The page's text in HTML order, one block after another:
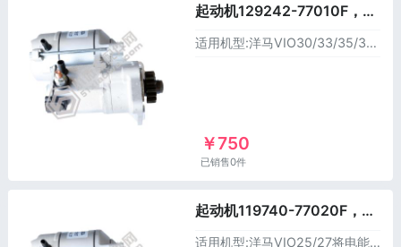
起动机129242-77010F，适用于洋马挖掘机
适用机型:洋马VIO30/33/35/38将电能转化成动能，从而启动引擎
￥750
已销售0件
起动机119740-77020F，适用于洋马挖掘机
适用机型:洋马VIO25/27将电能转化成动能，从而启动引擎。